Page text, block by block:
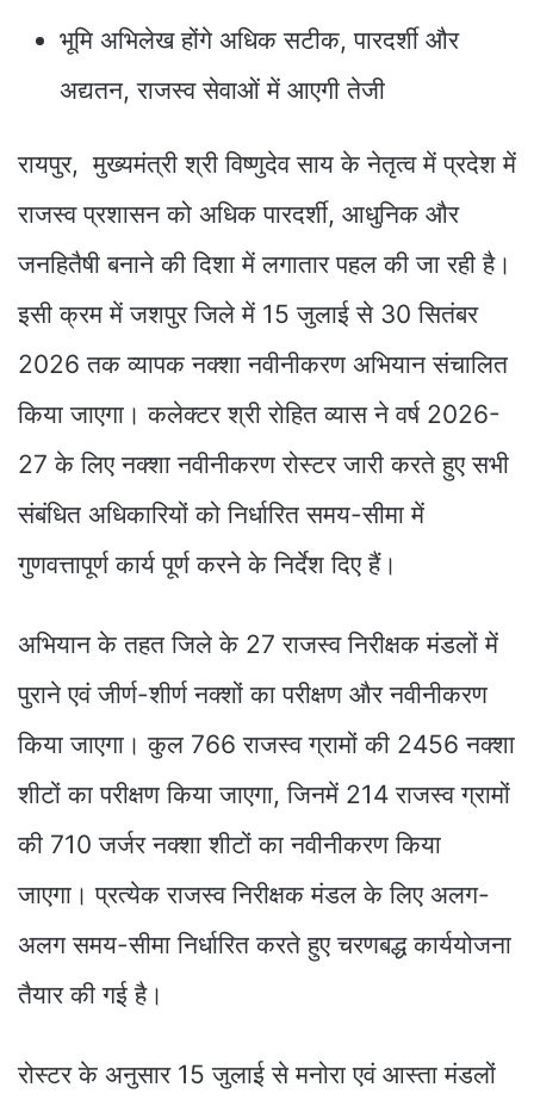
भूमि अभिलेख होंगे अधिक सटीक, पारदर्शी और
अद्यतन, राजस्व सेवाओं में आएगी तेजी
रायपुर, मुख्यमंत्री श्री विष्णुदेव साय के नेतृत्व में प्रदेश में
राजस्व प्रशासन को अधिक पारदर्शी, आधुनिक और
जनहितैषी बनाने की दिशा में लगातार पहल की जा रही है।
इसी क्रम में जशपुर जिले में 15 जुलाई से 30 सितंबर
2026 तक व्यापक नक्शा नवीनीकरण अभियान संचालित
किया जाएगा। कलेक्टर श्री रोहित व्यास ने वर्ष 2026-
27 के लिए नक्शा नवीनीकरण रोस्टर जारी करते हुए सभी
संबंधित अधिकारियों को निर्धारित समय-सीमा में
गुणवत्तापूर्ण कार्य पूर्ण करने के निर्देश दिए हैं।
अभियान के तहत जिले के 27 राजस्व निरीक्षक मंडलों में
पुराने एवं जीर्ण-शीर्ण नक्शों का परीक्षण और नवीनीकरण
किया जाएगा। कुल 766 राजस्व ग्रामों की 2456 नक्शा
शीटों का परीक्षण किया जाएगा, जिनमें 214 राजस्व ग्रामों
की 710 जर्जर नक्शा शीटों का नवीनीकरण किया
जाएगा। प्रत्येक राजस्व निरीक्षक मंडल के लिए अलग-
अलग समय-सीमा निर्धारित करते हुए चरणबद्ध कार्ययोजना
तैयार की गई है।
रोस्टर के अनुसार 15 जुलाई से मनोरा एवं आस्ता मंडलों